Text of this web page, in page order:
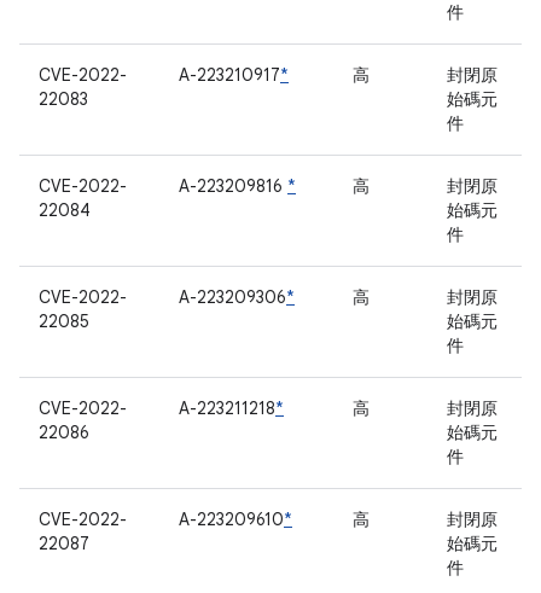
件
CVE-2022-
22083
A-223210917* 高
封閉原
始碼元
件
CVE-2022-
22084
A-223209816 * 高
封閉原
始碼元
件
CVE-2022-
22085
A-223209306* 高
封閉原
始碼元
件
CVE-2022-
22086
A-223211218* 高
封閉原
始碼元
件
CVE-2022-
22087
A-223209610* 高
封閉原
始碼元
件